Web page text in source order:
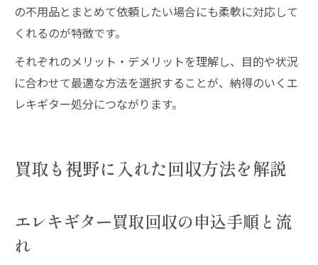
の不用品とまとめて依頼したい場合にも柔軟に対応して
くれるのが特徴です。
それぞれのメリット・デメリットを理解し、目的や状況
に合わせて最適な方法を選択することが、納得のいくエ
レキギター処分につながります。
買取も視野に入れた回収方法を解説
エレキギター買取回収の申込手順と流
れ